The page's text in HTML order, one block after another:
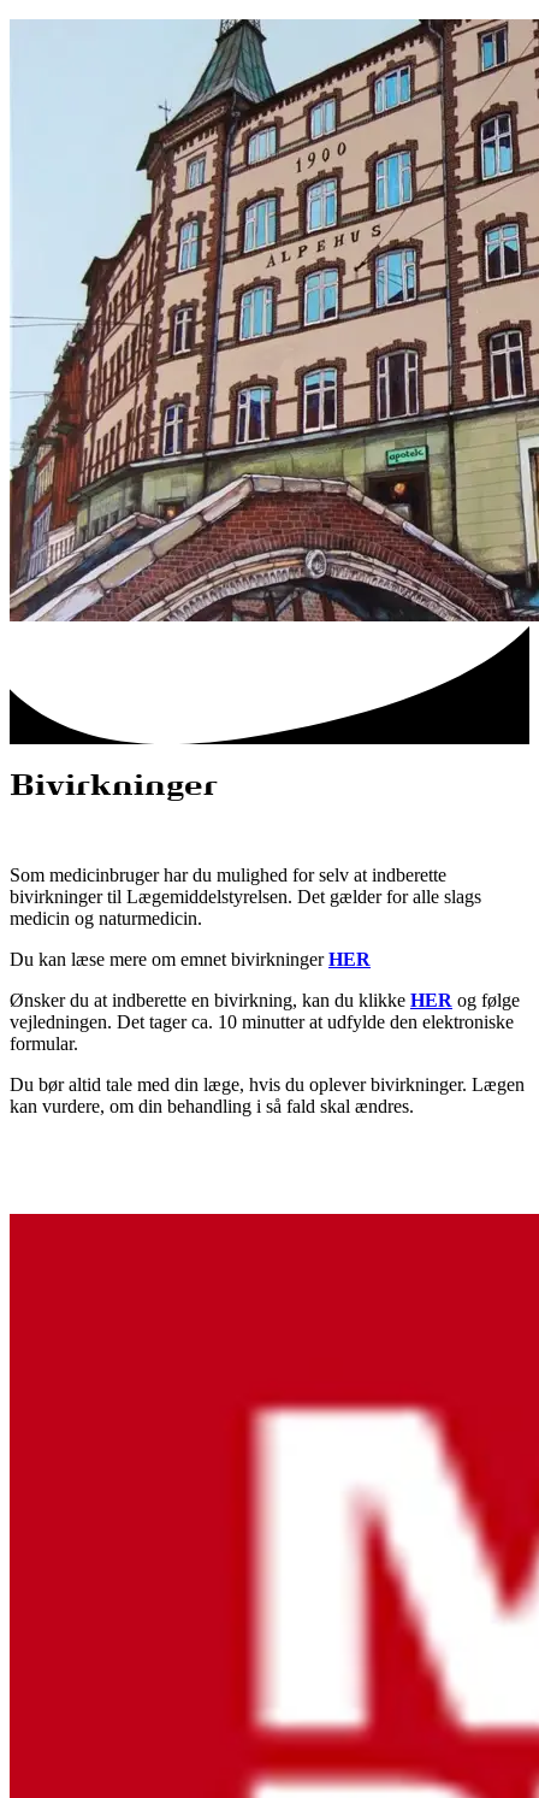
Bivirkninger
Som medicinbruger har du mulighed for selv at indberette
bivirkninger til Lægemiddelstyrelsen. Det gælder for alle slags
medicin og naturmedicin.
Du kan læse mere om emnet bivirkningerHER
Ønsker du at indberette en bivirkning, kan du klikke HER og følge
vejledningen. Det tager ca. 10 minutter at udfylde den elektroniske
formular.
Du bør altid tale med din læge, hvis du oplever bivirkninger. Lægen
kan vurdere, om din behandling i så fald skal ændres.